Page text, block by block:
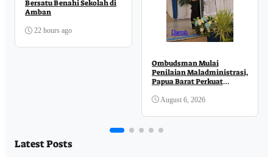
Bersatu Benahi Sekolah di
Amban
22 hours ago Daerah
Ombudsman Mulai
Penilaian Maladministrasi,
Papua Barat Perkuat
Publik
August 6, 2026
Latest Posts